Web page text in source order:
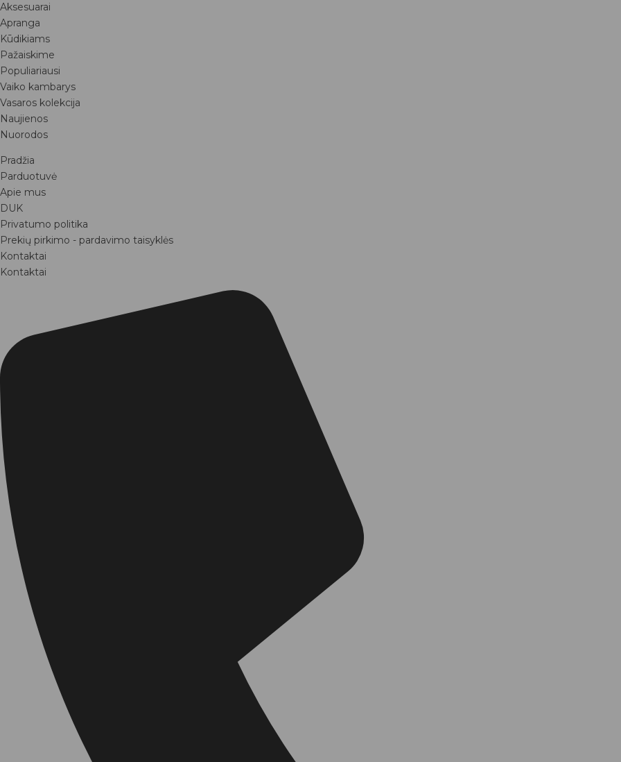
Aksesuarai
Apranga
Kūdikiams
Pažaiskime
Populiariausi
Vaiko kambarys
Vasaros kolekcija
Naujienos
Nuorodos
Pradžia
Parduotuvė
Apie mus
DUK
Privatumo politika
Prekių pirkimo - pardavimo taisyklės
Kontaktai
Kontaktai